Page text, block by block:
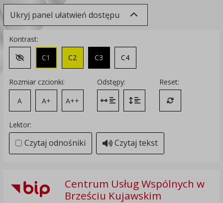
Ukryj panel ułatwień dostępu
Kontrast:
Zmień kontrast na domyślny
C1 C2 C3 C4
Rozmiar czcionki:
A
A+ A++
Odstępy:
Zmień odstęp między literami
Zmień interlinię i margines
Reset:
Przywróć
Lektor:
Czytaj odnośniki Czytaj tekst
Centrum Usług Wspólnych w
Brześciu Kujawskim